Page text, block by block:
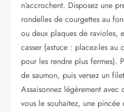
n’accrochent. Disposez une
rondelles de courgettes au
ou deux plaques de ravioles,
casser (astuce : placez-les au
pour les rendre plus fermes).
de saumon, puis versez un
Assaisonnez légèrement
vous le souhaitez, une